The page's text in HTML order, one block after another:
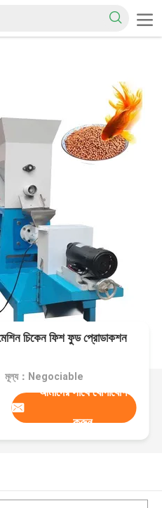
চিকেন ফিশ ফুড প্রোডাকশন
মূল্য：Negociable
আমাদের সাথে যোগাযোগ
করুন